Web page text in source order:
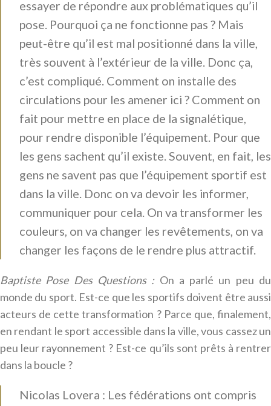
essayer de répondre aux problématiques qu’il
pose. Pourquoi ça ne fonctionne pas ? Mais
peut-être qu’il est mal positionné dans la ville,
très souvent à l’extérieur de la ville. Donc ça,
c’est compliqué. Comment on installe des
circulations pour les amener ici ? Comment on
fait pour mettre en place de la signalétique,
pour rendre disponible l’équipement. Pour que
les gens sachent qu’il existe. Souvent, en fait, les
gens ne savent pas que l’équipement sportif est
dans la ville. Donc on va devoir les informer,
communiquer pour cela. On va transformer les
couleurs, on va changer les revêtements, on va
changer les façons de le rendre plus attractif.
Baptiste Pose Des Questions :On a parlé un peu du
monde du sport. Est-ce que les sportifs doivent être aussi
acteurs de cette transformation ? Parce que, finalement,
en rendant le sport accessible dans la ville, vous cassez un
peu leur rayonnement ? Est-ce qu’ils sont prêts à rentrer
dans la boucle ?
Nicolas Lovera : Les fédérations ont compris